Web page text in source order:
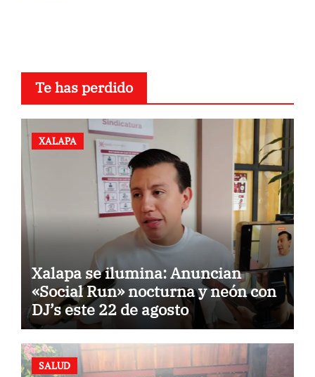
Te has perdido
XALAPA
Xalapa se ilumina: Anuncian
«Social Run» nocturna y neón con
DJ’s este 22 de agosto
SALUD